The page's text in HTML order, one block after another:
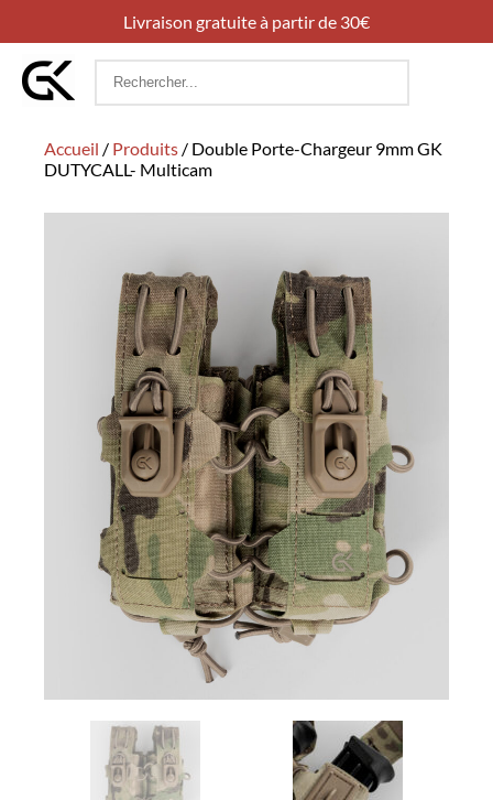
Livraison gratuite à partir de 30€
Rechercher
Accueil / Produits / Double Porte-Chargeur 9mm GK
DUTYCALL- Multicam